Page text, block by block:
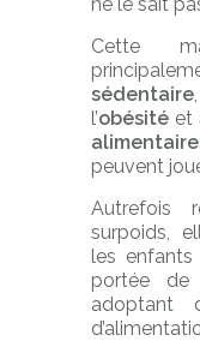
Cette
sédentaire
l’obésité et
peuvent
Autrefois
surpoids,
les
portée
adoptant